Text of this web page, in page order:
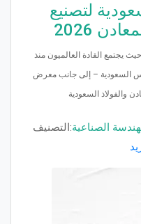
لتصنيع
2026
المنطقة – حيث يجتمع القادة العالميون منذ
معرض فابكس السعودية – إلى جانب معرض
التصنيف:الصناعية